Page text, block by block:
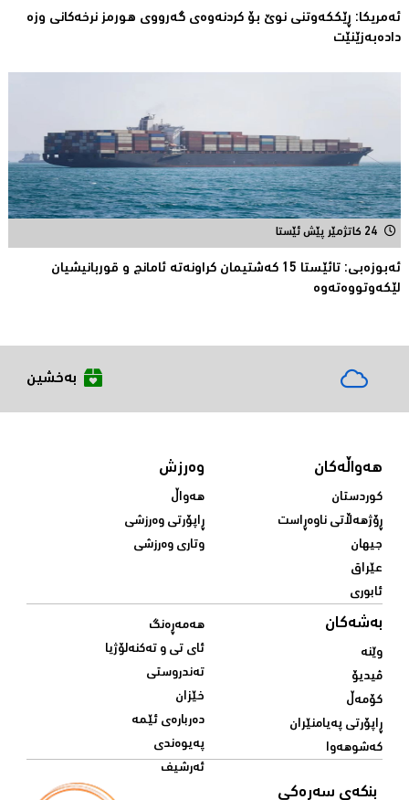
ئەمریكا: ڕێککەوتنى نوێ بۆ كردنەوەی گەرووی هورمز نرخەكانی وزە
دادەبەزێنێت
24 کاتژمێر پێش ئێستا
ئەبوزەبی: تائێستا 15 كەشتیمان كراونەتە ئامانج و قوربانیشیان
لێكەوتووەتەوە
بەخشین
هەواڵەکان
کوردستان
ڕۆژهەڵاتی ناوەڕاست
جیهان
عێراق
ئابوری
وەرزش
هەواڵ
ڕاپۆرتی وەرزشی
وتاری وەرزشی
بەشەکان
وێنە
ڤیدیۆ
کۆمەڵ
ڕاپۆرتی پەیامنێران
کەشوهەوا
هەمەڕەنگ
ئای تی و تەکنەلۆژیا
تەندروستی
خێزان
دەربارەی ئێمە
پەیوەندی
ئەرشیف
بنکەی سەرەکی